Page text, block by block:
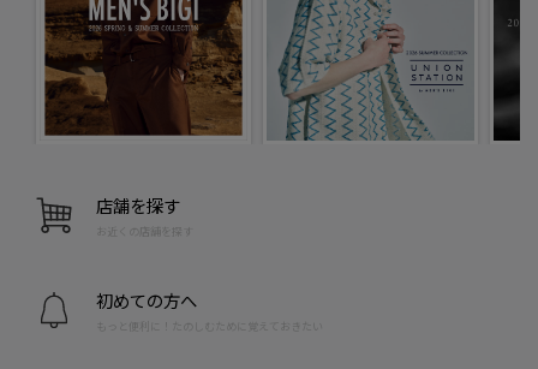
店舗を探す
お近くの店舗を探す
初めての方へ
もっと便利に！たのしむために覚えておきたい